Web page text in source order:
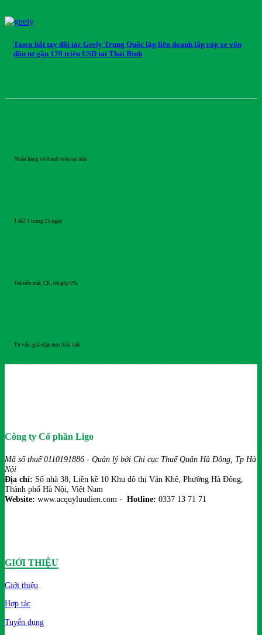
Tasco bắt tay đối tác Geely Trung Quốc lập liên doanh lắp ráp xe vốn
đầu tư gần 170 triệu USD tại Thái Bình
Nhận hàng và thanh toán tại nhà
1 đổi 1 trong 15 ngày
Trả tiền mặt, CK, trả góp 0%
Tư vấn, giải đáp mọi thắc mắc
Công ty Cổ phần Ligo
Mã số thuế 0110191886 - Quản lý bởi Chi cục Thuế Quận Hà Đông, Tp Hà
Nội
Địa chỉ: Số nhà 38, Liền kề 10 Khu đô thị Văn Khê, Phường Hà Đông,
Thành phố Hà Nội, Việt Nam
Website: www.acquyluudien.com - Hotline: 0337 13 71 71
GIỚI THIỆU
Giới thiệu
Hợp tác
Tuyển dụng